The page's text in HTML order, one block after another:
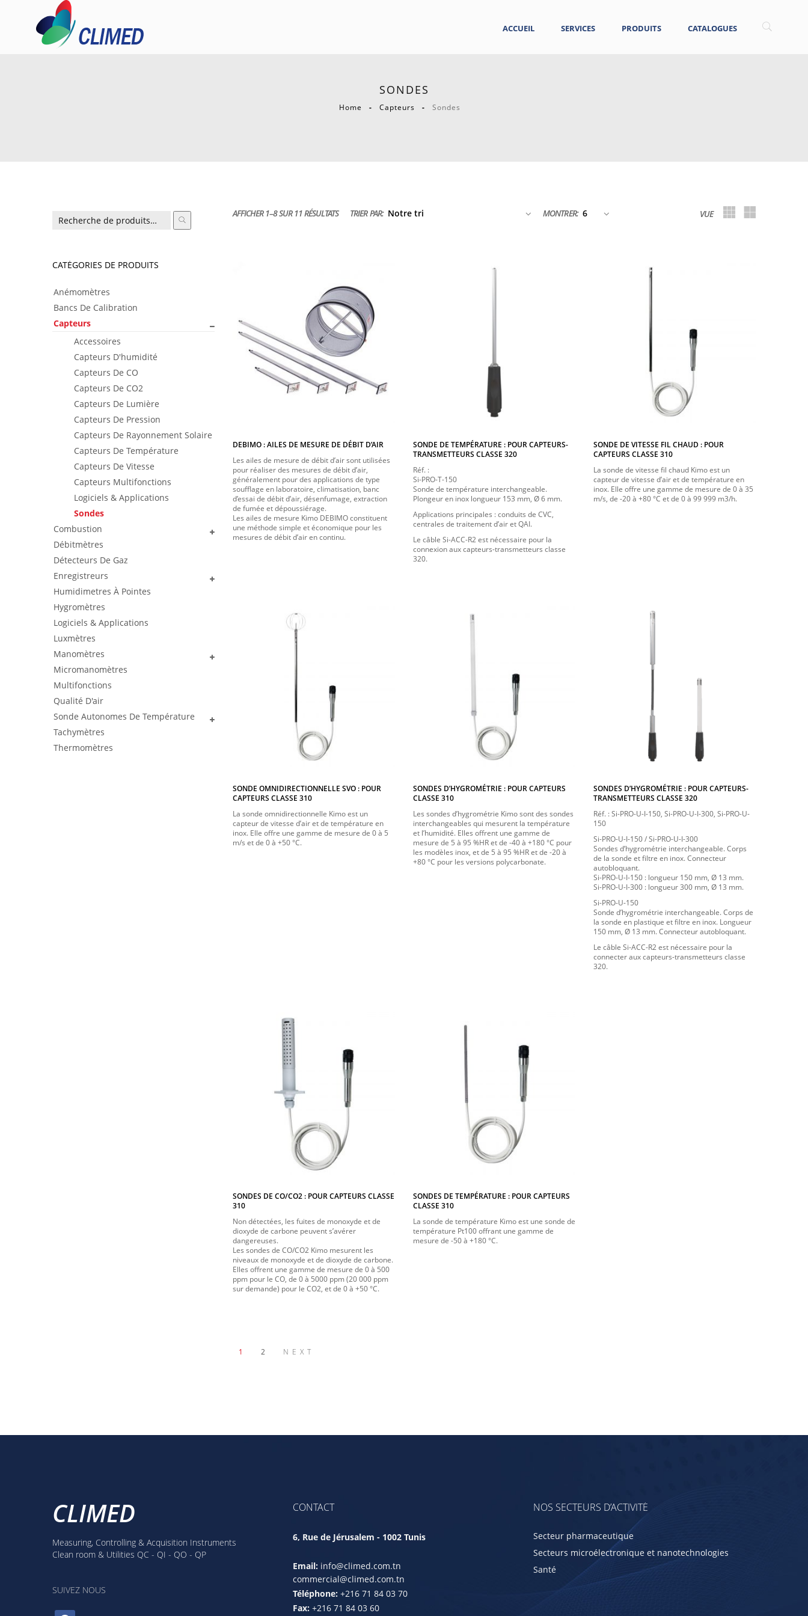
ACCUEIL SERVICES PRODUITS CATALOGUES
SONDES
Home Capteurs Sondes
CATÉGORIES DE PRODUITS
Anémomètres
Bancs De Calibration
Capteurs
Accessoires
Capteurs D'humidité
Capteurs De CO
Capteurs De CO2
Capteurs De Lumière
Capteurs De Pression
Capteurs De Rayonnement Solaire
Capteurs De Température
Capteurs De Vitesse
Capteurs Multifonctions
Logiciels & Applications
Sondes
Combustion
Débitmètres
Détecteurs De Gaz
Enregistreurs
Humidimetres À Pointes
Hygromètres
Logiciels & Applications
Luxmètres
Manomètres
Micromanomètres
Multifonctions
Qualité D'air
Sonde Autonomes De Température
Tachymètres
Thermomètres
AFFICHER 1–8 SUR 11 RÉSULTATS TRIER PAR: MONTRER: VUE
DEBIMO : AILES DE MESURE DE DÉBIT D’AIR
Les ailes de mesure de débit d’air sont utilisées
pour réaliser des mesures de débit d’air,
généralement pour des applications de type
soufflage en laboratoire, climatisation, banc
d’essai de débit d’air, désenfumage, extraction
de fumée et dépoussiérage.
Les ailes de mesure Kimo DEBIMO constituent
une méthode simple et économique pour les
mesures de débit d’air en continu.
SONDE DE TEMPÉRATURE : POUR CAPTEURS-
TRANSMETTEURS CLASSE 320
Réf. :
Si-PRO-T-150
Sonde de température interchangeable.
Plongeur en inox longueur 153 mm, Ø 6 mm.
Applications principales : conduits de CVC,
centrales de traitement d’air et QAI.
Le câble Si-ACC-R2 est nécessaire pour la
connexion aux capteurs-transmetteurs classe
320.
SONDE DE VITESSE FIL CHAUD : POUR
CAPTEURS CLASSE 310
La sonde de vitesse fil chaud Kimo est un
capteur de vitesse d’air et de température en
inox. Elle offre une gamme de mesure de 0 à 35
m/s, de -20 à +80 °C et de 0 à 99 999 m3/h.
SONDE OMNIDIRECTIONNELLE SVO : POUR
CAPTEURS CLASSE 310
La sonde omnidirectionnelle Kimo est un
capteur de vitesse d’air et de température en
inox. Elle offre une gamme de mesure de 0 à 5
m/s et de 0 à +50 °C.
SONDES D’HYGROMÉTRIE : POUR CAPTEURS
CLASSE 310
Les sondes d’hygrométrie Kimo sont des sondes
interchangeables qui mesurent la température
et l’humidité. Elles offrent une gamme de
mesure de 5 à 95 %HR et de -40 à +180 °C pour
les modèles inox, et de 5 à 95 %HR et de -20 à
+80 °C pour les versions polycarbonate.
SONDES D’HYGROMÉTRIE : POUR CAPTEURS-
TRANSMETTEURS CLASSE 320
Réf. : Si-PRO-U-I-150, Si-PRO-U-I-300, Si-PRO-U-
150
Si-PRO-U-I-150 / Si-PRO-U-I-300
Sondes d’hygrométrie interchangeable. Corps
de la sonde et filtre en inox. Connecteur
autobloquant.
Si-PRO-U-I-150 : longueur 150 mm, Ø 13 mm.
Si-PRO-U-I-300 : longueur 300 mm, Ø 13 mm.
Si-PRO-U-150
Sonde d’hygrométrie interchangeable. Corps de
la sonde en plastique et filtre en inox. Longueur
150 mm, Ø 13 mm. Connecteur autobloquant.
Le câble Si-ACC-R2 est nécessaire pour la
connecter aux capteurs-transmetteurs classe
320.
SONDES DE CO/CO2 : POUR CAPTEURS CLASSE
310
Non détectées, les fuites de monoxyde et de
dioxyde de carbone peuvent s’avérer
dangereuses.
Les sondes de CO/CO2 Kimo mesurent les
niveaux de monoxyde et de dioxyde de carbone.
Elles offrent une gamme de mesure de 0 à 500
ppm pour le CO, de 0 à 5000 ppm (20 000 ppm
sur demande) pour le CO2, et de 0 à +50 °C.
SONDES DE TEMPÉRATURE : POUR CAPTEURS
CLASSE 310
La sonde de température Kimo est une sonde de
température Pt100 offrant une gamme de
mesure de -50 à +180 °C.
1 2 NEXT
CLIMED
Measuring, Controlling & Acquisition Instruments
Clean room & Utilities QC - QI - QO - QP
SUIVEZ NOUS
CONTACT
6, Rue de Jérusalem - 1002 Tunis
Email: info@climed.com.tn
commercial@climed.com.tn
Téléphone: +216 71 84 03 70
Fax: +216 71 84 03 60
NOS SECTEURS D’ACTIVITÉ
Secteur pharmaceutique
Secteurs microélectronique et nanotechnologies
Santé